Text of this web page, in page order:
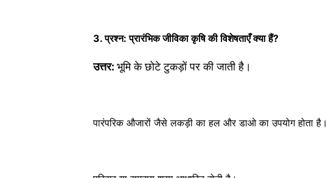
3. प्रश्न: प्रारंभिक जीविका कृषि की विशेषताएँ क्या हैं?
उत्तर: भूमि के छोटे टुकड़ों पर की जाती है।
पारंपरिक औजारों जैसे लकड़ी का हल और डाओ का उपयोग होता है।